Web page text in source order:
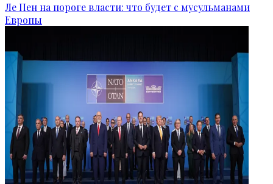
Ле Пен на пороге власти: что будет с мусульманами
Европы